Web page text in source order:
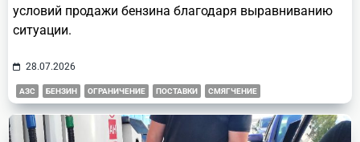
условий продажи бензина благодаря выравниванию
ситуации.
28.07.2026
АЗС БЕНЗИН ОГРАНИЧЕНИЕ ПОСТАВКИ СМЯГЧЕНИЕ